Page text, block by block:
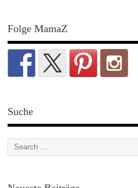
Folge MamaZ
Suche